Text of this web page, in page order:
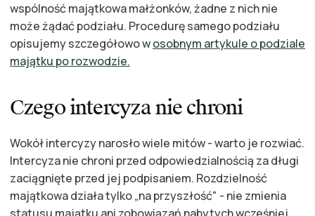
wspólność majątkowa małżonków, żadne z nich nie
może żądać podziału. Procedurę samego podziału
opisujemy szczegółowo wosobnym artykule o podziale
majątku po rozwodzie.
Czego intercyza nie chroni
Wokół intercyzy narosło wiele mitów - warto je rozwiać.
Intercyza nie chroni przed odpowiedzialnością za długi
zaciągnięte przed jej podpisaniem. Rozdzielność
majątkowa działa tylko „na przyszłość" - nie zmienia